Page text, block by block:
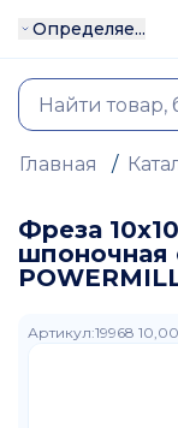
Определяе...
Главная /
Фреза
шпоночная
Артикул:19968